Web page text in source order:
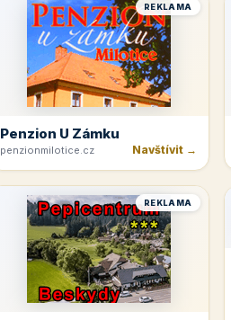
REKLAMA
Penzion U Zámku
penzionmilotice.cz Navštívit →
REKLAMA